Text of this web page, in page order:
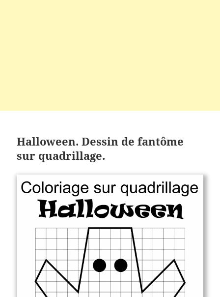
Halloween. Dessin de fantôme
sur quadrillage.